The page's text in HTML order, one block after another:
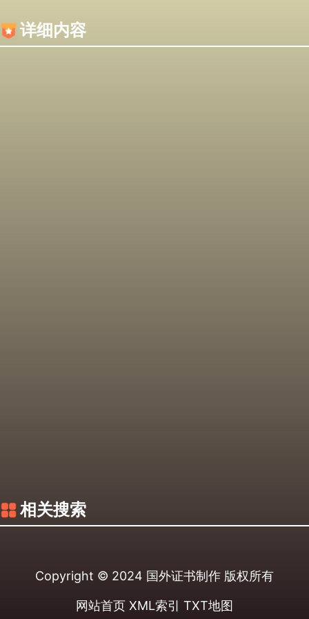
详细内容
相关搜索
Copyright © 2024 国外证书制作 版权所有
网站首页 XML索引 TXT地图